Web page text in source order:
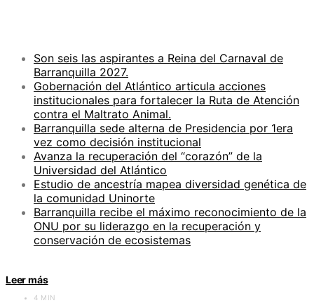
Son seis las aspirantes a Reina del Carnaval de
Barranquilla 2027.
Gobernación del Atlántico articula acciones
institucionales para fortalecer la Ruta de Atención
contra el Maltrato Animal.
Barranquilla sede alterna de Presidencia por 1era
vez como decisión institucional
Avanza la recuperación del “corazón” de la
Universidad del Atlántico
Estudio de ancestría mapea diversidad genética de
la comunidad Uninorte
Barranquilla recibe el máximo reconocimiento de la
ONU por su liderazgo en la recuperación y
conservación de ecosistemas
Leer más
4 MIN